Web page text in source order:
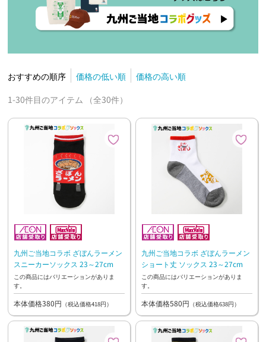
おすすめの順序 価格の低い順
価格の高い順
1-30件目のアイテム （全30件）
九州ご当地コラボ ざぼんラーメン
スニーカーソックス 23～27cm
この商品にはバリエーションがありま
す。
本体価格380円 （税込価格418円）
九州ご当地コラボ ざぼんラーメン
ショート丈 ソックス 23～27cm
この商品にはバリエーションがありま
す。
本体価格580円 （税込価格638円）